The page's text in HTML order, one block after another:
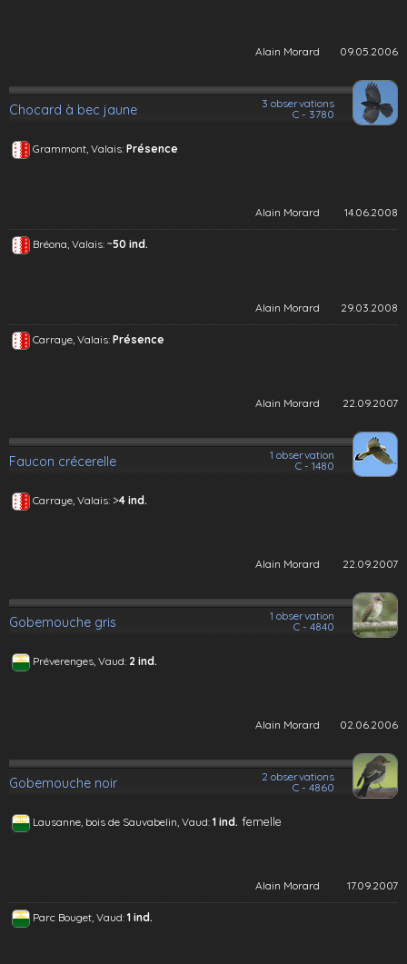
Alain Morard 09.05.2006
Chocard à bec jaune
3 observations
C - 3780
Grammont, Valais: Présence
Alain Morard 14.06.2008
Bréona, Valais: ~50 ind.
Alain Morard 29.03.2008
Carraye, Valais: Présence
Alain Morard 22.09.2007
Faucon crécerelle
1 observation
C - 1480
Carraye, Valais: >4 ind.
Alain Morard 22.09.2007
Gobemouche gris
1 observation
C - 4840
Préverenges, Vaud: 2 ind.
Alain Morard 02.06.2006
Gobemouche noir
2 observations
C - 4860
Lausanne, bois de Sauvabelin, Vaud: 1 ind. femelle
Alain Morard 17.09.2007
Parc Bouget, Vaud: 1 ind.